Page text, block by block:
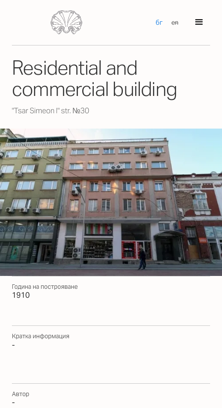
бг en
Residential and
commercial building
"Tsar Simeon I" str. №30
Година на построяване
1910
Кратка информация
-
Автор
-